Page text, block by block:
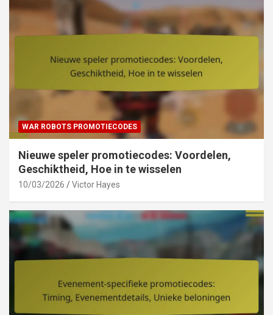
WAR ROBOTS PROMOTIECODES
Nieuwe speler promotiecodes: Voordelen,
Geschiktheid, Hoe in te wisselen
10/03/2026 Victor Hayes